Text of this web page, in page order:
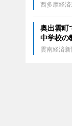
西多摩経済
奥出雲
中学校の
雲南経済新